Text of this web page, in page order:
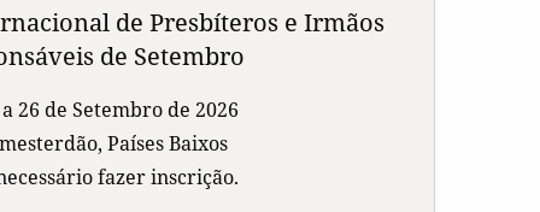
de Presbíteros e Irmãos
de Setembro
26 de Setembro de 2026
Países Baixos
fazer inscrição.